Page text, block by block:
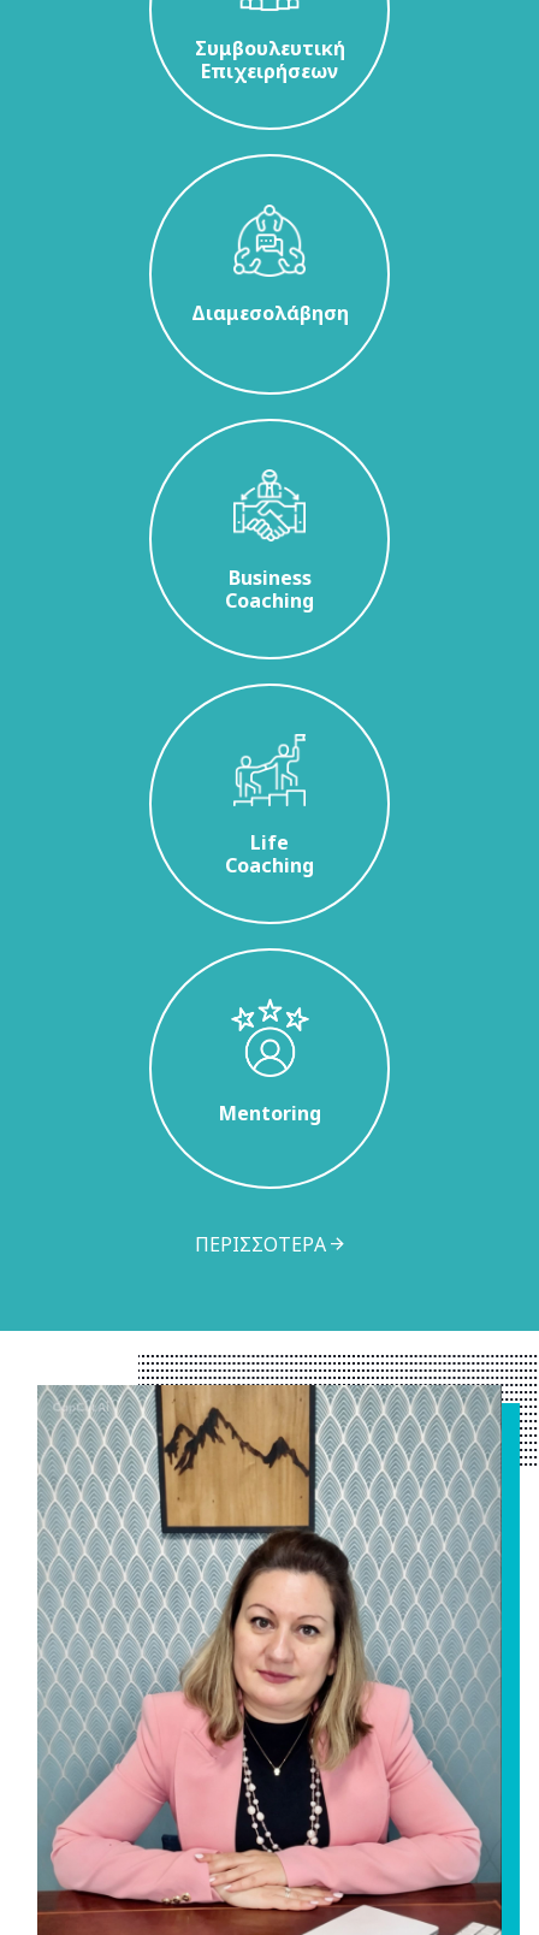
Συμβουλευτική
Επιχειρήσεων
Διαμεσολάβηση
Business
Coaching
Life
Coaching
Mentoring
ΠΕΡΙΣΣΟΤΕΡΑ